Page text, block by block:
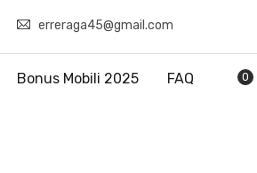
erreraga45@gmail.com
Bonus Mobili 2025 FAQ 0